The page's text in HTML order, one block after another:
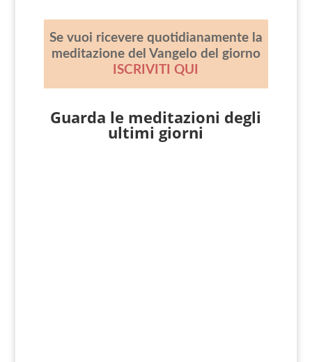
Se vuoi ricevere quotidianamente la
meditazione del Vangelo del giorno
ISCRIVITI QUI
Guarda le meditazioni degli
ultimi giorni